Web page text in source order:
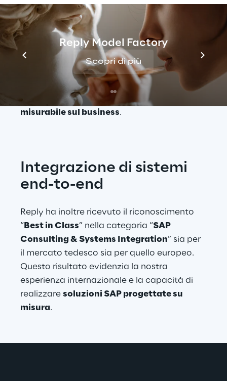
Reply Model Factory
Scopri di più
categoria ed è stata riconosciuta come
“Best in Class” in Europa.
La nostra forza è aiutare le organizzazioni a
superare i proof of concept per arrivare alla
messa in produzione e a un’adozione
scalabile di SAP Joule e di agenti autonomi.
Questo abilita l’automazione dei processi
decisioni più efficaci
e un
impatto
misurabile sul business.
Integrazione di sistemi
end-to-end
Reply ha inoltre ricevuto il riconoscimento
“ Best in Class” nella categoria “SAP
Consulting & Systems Integration” sia per
il mercato tedesco sia per quello europeo.
Questo risultato evidenzia la nostra
esperienza internazionale e la capacità di
realizzare soluzioni SAP progettate su
misura.